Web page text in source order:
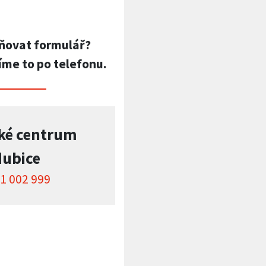
formulář?
to po telefonu.
centrum
002 999